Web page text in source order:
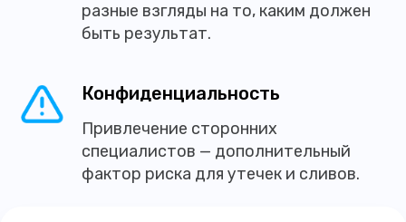
разные взгляды на то, каким должен
быть результат.
Конфиденциальность
Привлечение сторонних
специалистов — дополнительный
фактор риска для утечек и сливов.